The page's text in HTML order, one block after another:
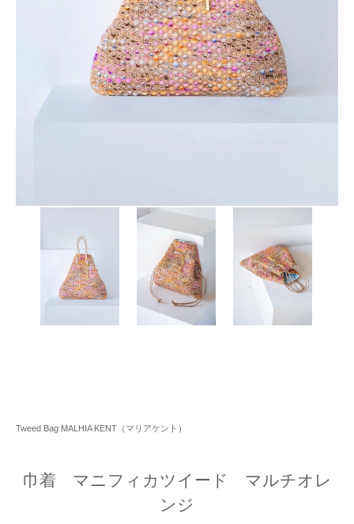
Tweed Bag MALHIA KENT（マリアケント）
巾着 マニフィカツイード マルチオレ
ンジ